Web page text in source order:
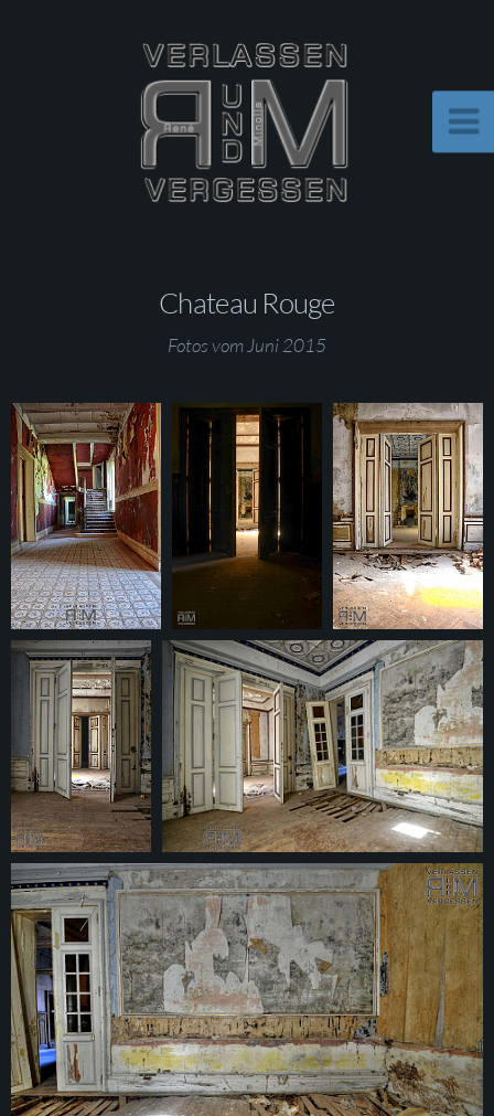
Chateau Rouge
Fotos vom Juni 2015